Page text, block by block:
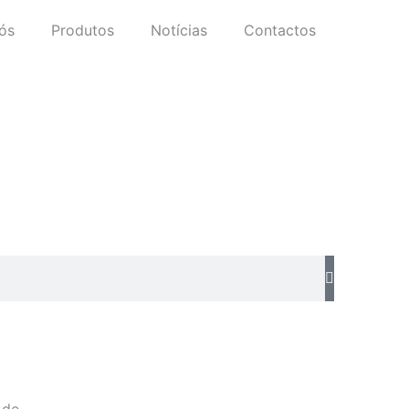
Produtos Notícias Contactos